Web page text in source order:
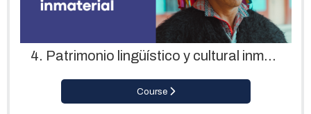
4. Patrimonio lingüístico y cultural inmaterial
Course